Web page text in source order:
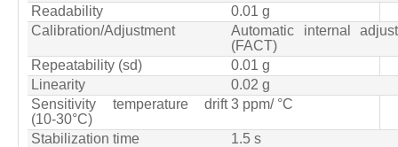
Readability
0.01 g
Calibration/Adjustment
Automatic internal
(FACT)
Repeatability (sd)
0.01 g
Linearity
0.02 g
Sensitivity temperature drift
(10-30°C)
3 ppm/ °C
Stabilization time
1.5 s